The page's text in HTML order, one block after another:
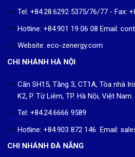
Tel: +84.28.6292 5375/76/77 - Fax:
Hotline: +84.901 19 06 08 Email:
Website: eco-zenergy.com
CHI NHÁNH HÀ NỘI
Căn SH15, Tầng 3, CT1A, Tòa nhà
K2, P. Từ Liêm, TP. Hà Nội, Việt Nam.
Tel: +84.24.6666 9589
Hotline: +84.903 872 146 Email:
CHI NHÁNH ĐÀ NẴNG